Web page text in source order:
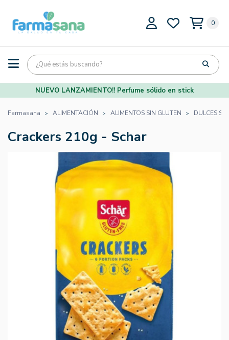
0
NUEVO LANZAMIENTO!! Perfume sólido en stick
Farmasana ALIMENTACIÓN ALIMENTOS SIN GLUTEN DULCES
Crackers 210g - Schar